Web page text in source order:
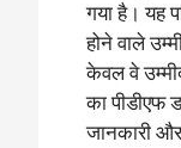
गया है। यह
होने वाले
केवल वे
का पीडीएफ
जानकारी